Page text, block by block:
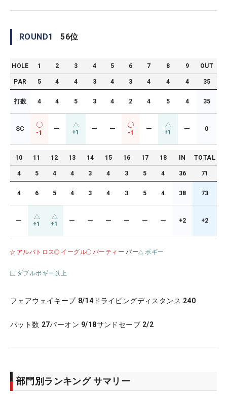
ROUND1 56位
HOLE 1 2 3 4 5 6 7 8 9 OUT
PAR 5 4 4 3 4 3 4 4 4 35
打数 4 4 5 3 4 2 4 5 4 35
SC
-1
ー +1 ー ー
-1
ー +1 ー 0
10 11 12 13 14 15 16 17 18 IN TOTAL
4 5 4 4 3 4 3 5 4 36 71
4 6 5 4 3 4 3 5 4 38 73
ー +1 +1 ー ー ー ー ー ー +2 +2
アルバトロス イーグル バーティ ー パー ボギー
ダブルボギー以上
フェアウェイキープ 8/14 ドライビングディスタンス 240
パット数 27パーオン 9/18サンドセーブ 2/2
部門別ランキング サマリー